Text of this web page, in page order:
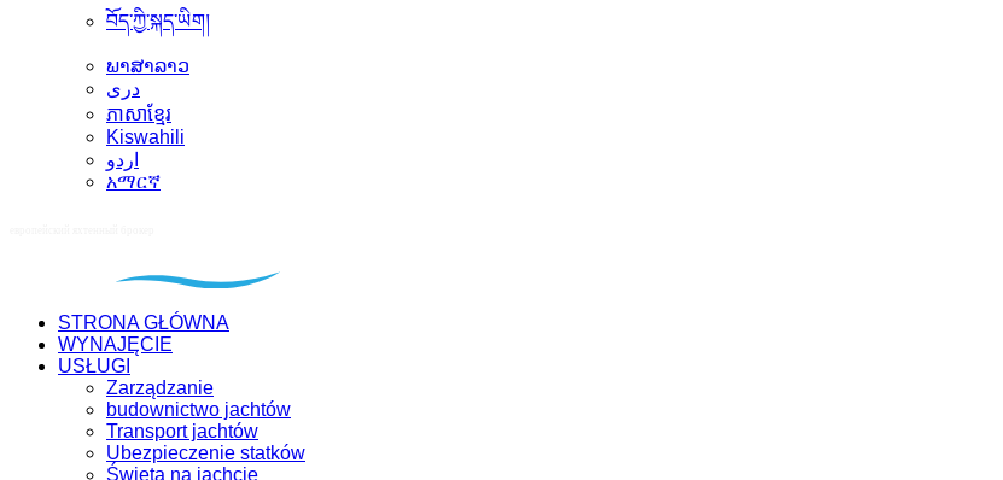
བོད་ཀྱི་སྐད་ཡིག།
ພາສາລາວ
دری
ភាសាខ្មែរ
Kiswahili
اردو
አማርኛ
STRONA GŁÓWNA
WYNAJĘCIE
USŁUGI
Zarządzanie
budownictwo jachtów
Transport jachtów
Ubezpieczenie statków
Święta na jachcie